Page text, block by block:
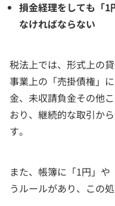
損金経理をしても「1
なければならない
税法上では、形式上の
事業上の「売掛債権」
金、未収請負金その他
おり、継続的な取引か
す。
また、帳簿に「1円」
うルールがあり、この